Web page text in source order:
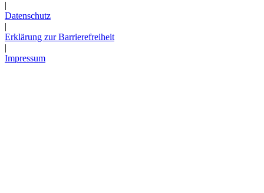
|
Datenschutz
|
Erklärung zur Barrierefreiheit
|
Impressum